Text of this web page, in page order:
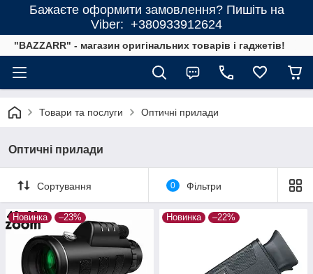
Бажаєте оформити замовлення? Пишіть на
Viber: +380933912624
"BAZZARR" - магазин оригінальних товарів і гаджетів!
Товари та послуги Оптичні прилади
Оптичні прилади
Сортування 0 Фільтри
Новинка –23% Новинка –22%